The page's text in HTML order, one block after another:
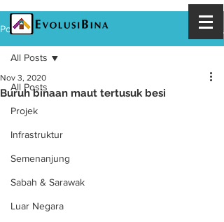
Post
All Posts
Projek
Infrastruktur
Semenanjung
Sabah & Sarawak
Luar Negara
All Posts
Buruh binaan maut tertusuk besi
Nov 3, 2020